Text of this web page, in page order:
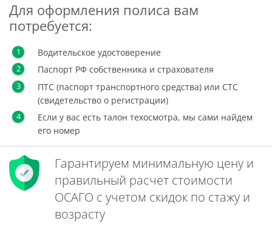
Для оформления полиса вам
потребуется:
Водительское удостоверение
Паспорт РФ собственника и страхователя
ПТС (паспорт транспортного средства) или СТС
(свидетельство о регистрации)
Если у вас есть талон техосмотра, мы сами найдем
его номер
Гарантируем минимальную цену и
правильный расчет стоимости
ОСАГО с учетом скидок по стажу и
возрасту